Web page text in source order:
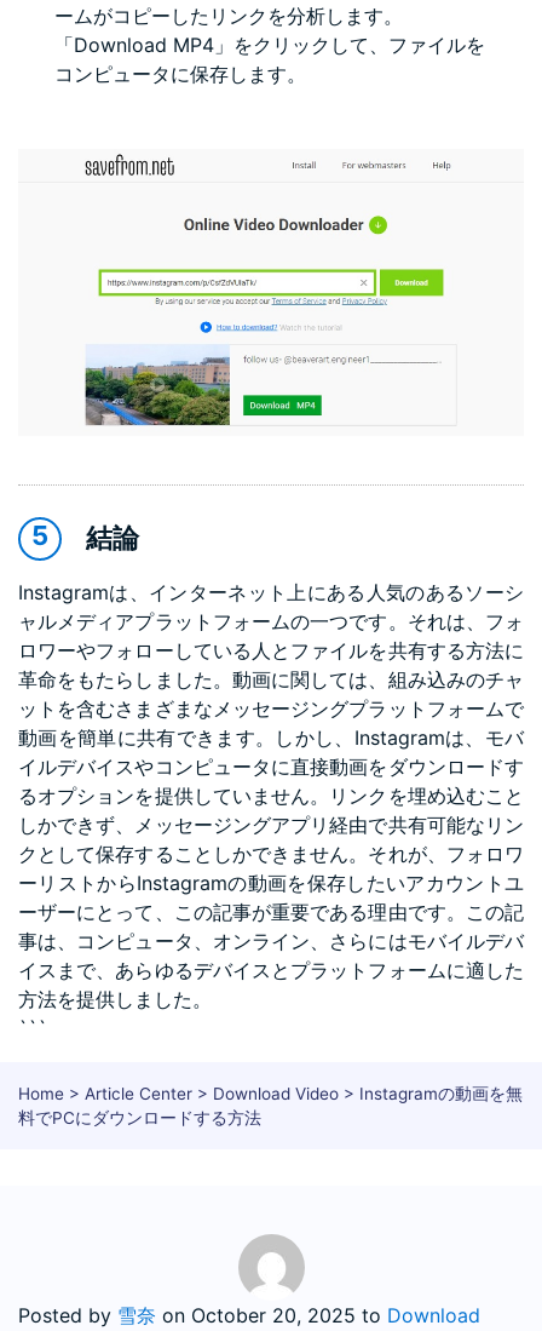
ームがコピーしたリンクを分析します。
「Download MP4」をクリックして、ファイルを
コンピュータに保存します。
結論
Instagramは、インターネット上にある人気のあるソーシ
ャルメディアプラットフォームの一つです。それは、フォ
ロワーやフォローしている人とファイルを共有する方法に
革命をもたらしました。動画に関しては、組み込みのチャ
ットを含むさまざまなメッセージングプラットフォームで
動画を簡単に共有できます。しかし、Instagramは、モバ
イルデバイスやコンピュータに直接動画をダウンロードす
るオプションを提供していません。リンクを埋め込むこと
しかできず、メッセージングアプリ経由で共有可能なリン
クとして保存することしかできません。それが、フォロワ
ーリストからInstagramの動画を保存したいアカウントユ
ーザーにとって、この記事が重要である理由です。この記
事は、コンピュータ、オンライン、さらにはモバイルデバ
イスまで、あらゆるデバイスとプラットフォームに適した
方法を提供しました。
```
Home > Article Center > Download Video > Instagramの動画を無
料でPCにダウンロードする方法
Posted by 雪奈 on October 20, 2025 to Download